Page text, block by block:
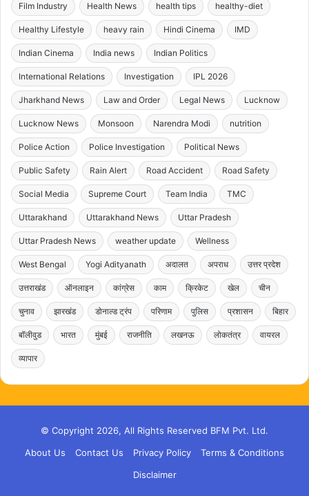
Film Industry Health News health tips healthy-diet
Healthy Lifestyle heavy rain Hindi Cinema IMD
Indian Cinema India news Indian Politics
International Relations Investigation IPL 2026
Jharkhand News Law and Order Legal News Lucknow
Lucknow News Monsoon Narendra Modi nutrition
Police Action Police Investigation Political News
Public Safety Rain Alert Road Accident Road Safety
Social Media Supreme Court Team India TMC
Uttarakhand Uttarakhand News Uttar Pradesh
Uttar Pradesh News weather update Wellness
West Bengal Yogi Adityanath अदालत अपराध उत्तर प्रदेश
उत्तराखंड ऑनलाइन कांग्रेस काम क्रिकेट खेल चीन
चुनाव झारखंड डोनाल्ड ट्रंप परिणाम पुलिस प्रशासन बिहार
बॉलीवुड भारत मुंबई राजनीति लखनऊ लोकतंत्र वायरल
व्यापार
© Copyright 2026, All Rights Reserved BFM Pvt. Ltd.
About Us
Contact Us Privacy Policy
Terms & Conditions
Disclaimer